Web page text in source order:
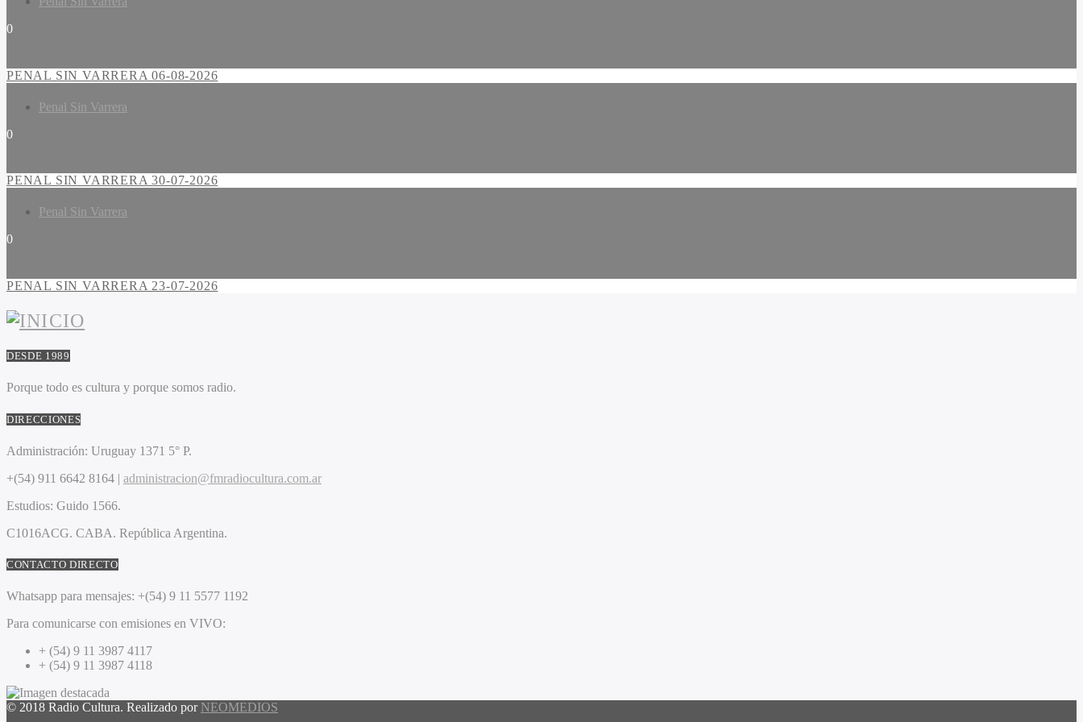
0
PENAL SIN VARRERA 06-08-2026
Penal Sin Varrera
0
PENAL SIN VARRERA 30-07-2026
Penal Sin Varrera
0
PENAL SIN VARRERA 23-07-2026
DESDE 1989
Porque todo es cultura y porque somos radio.
DIRECCIONES
Administración: Uruguay 1371 5° P.
+(54) 911 6642 8164 | administracion@fmradiocultura.com.ar
Estudios: Guido 1566.
C1016ACG. CABA. República Argentina.
CONTACTO DIRECTO
Whatsapp para mensajes: +(54) 9 11 5577 1192
Para comunicarse con emisiones en VIVO:
+ (54) 9 11 3987 4117
+ (54) 9 11 3987 4118
© 2018 Radio Cultura. Realizado por NEOMEDIOS